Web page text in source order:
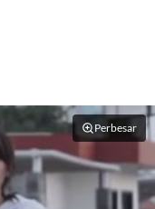
Perbesar